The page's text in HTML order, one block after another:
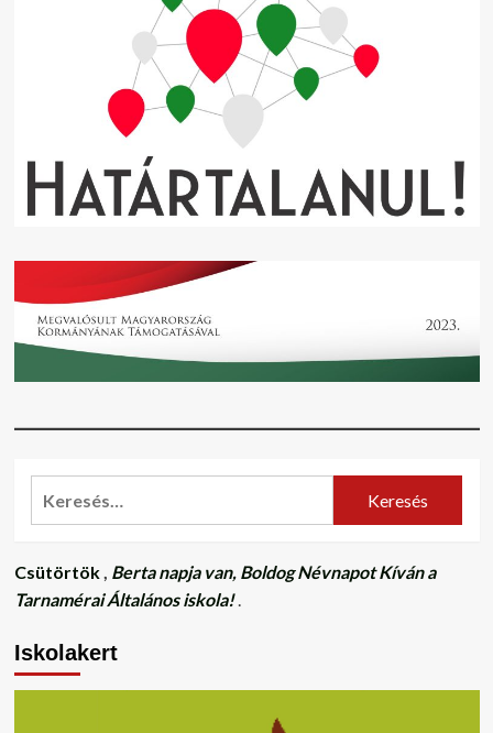
Csütörtök, Berta napja van, Boldog Névnapot Kíván a
Tarnamérai Általános iskola!.
Iskolakert